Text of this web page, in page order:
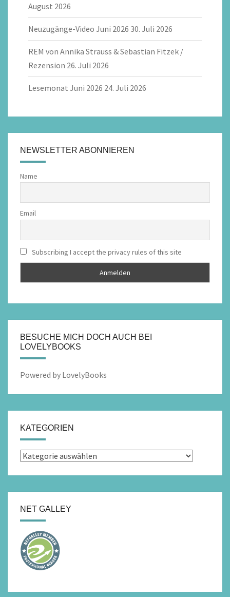
August 2026
Neuzugänge-Video Juni 2026 30. Juli 2026
REM von Annika Strauss & Sebastian Fitzek /
Rezension 26. Juli 2026
Lesemonat Juni 2026 24. Juli 2026
NEWSLETTER ABONNIEREN
Name
Email
Subscribing I accept the privacy rules of this site
BESUCHE MICH DOCH AUCH BEI
LOVELYBOOKS
Powered by LovelyBooks
KATEGORIEN
Kategorien
NET GALLEY